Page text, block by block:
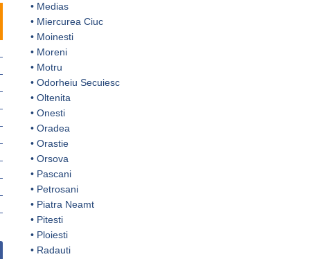
• Medias
• Miercurea Ciuc
• Moinesti
• Moreni
• Motru
• Odorheiu Secuiesc
• Oltenita
• Onesti
• Oradea
• Orastie
• Orsova
• Pascani
• Petrosani
• Piatra Neamt
• Pitesti
• Ploiesti
• Radauti